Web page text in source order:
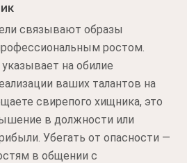
связывают образы
ростом.
на обилие
ваших талантов на
свирепого хищника, это
в должности или
Убегать от опасности —
в общении с